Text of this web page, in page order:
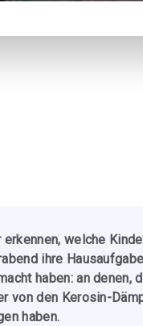
erkennen, welche
ihre
haben: an denen,
von den Kerosin-
haben.